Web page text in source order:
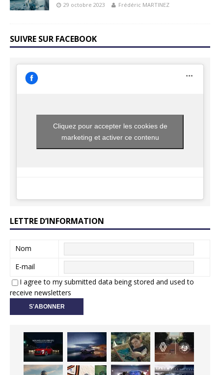
29 octobre 2023 Frédéric MARTINEZ
SUIVRE SUR FACEBOOK
Cliquez pour accepter les cookies de
marketing et activer ce contenu
LETTRE D’INFORMATION
Nom
E-mail
I agree to my submitted data being stored and used to
receive newsletters